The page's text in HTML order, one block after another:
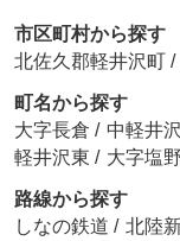
市区町村から探す
北佐久郡軽井沢町 /
町名から探す
大字長倉 / 中軽井沢
軽井沢東 / 大字塩野
路線から探す
しなの鉄道 / 北陸